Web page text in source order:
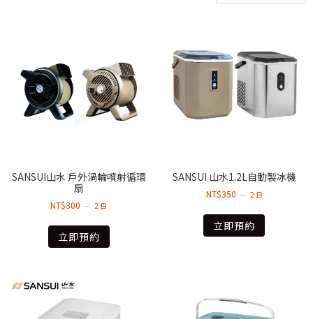
SANSUI山水 戶外渦輪噴射循環
扇
NT$300 2 日
立即預約
SANSUI 山水1.2L自動製冰機
NT$350 2 日
立即預約